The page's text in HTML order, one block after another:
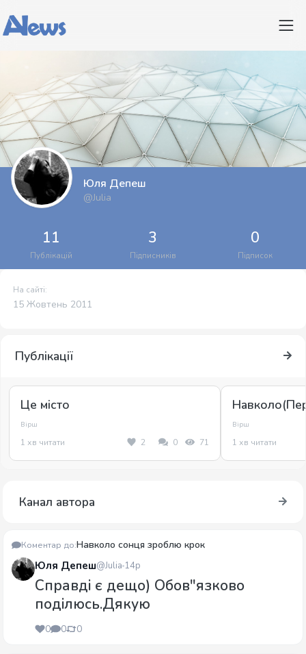
Юля Депеш
@Julia
11
Публікацій
3
Підписників
0
Підписок
На сайті:
15 Жовтень 2011
Канал автора
Коментар до:Навколо сонця зроблю крок
Юля Депеш@Julia 14р
Справді є дещо) Обов"язково
поділюсь.Дякую
0 0 0
Публікації
Це місто
Вірш
1 хв читати 2 0 71
Вірш
1 хв читати